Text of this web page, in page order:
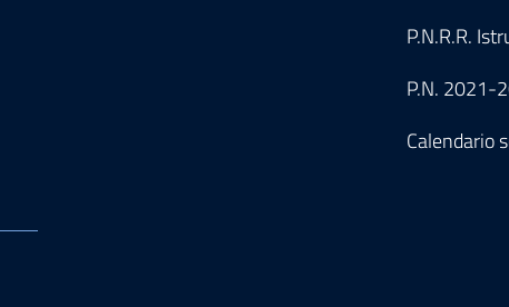
P.N.R.R.
P.N. 2021-
Calendario